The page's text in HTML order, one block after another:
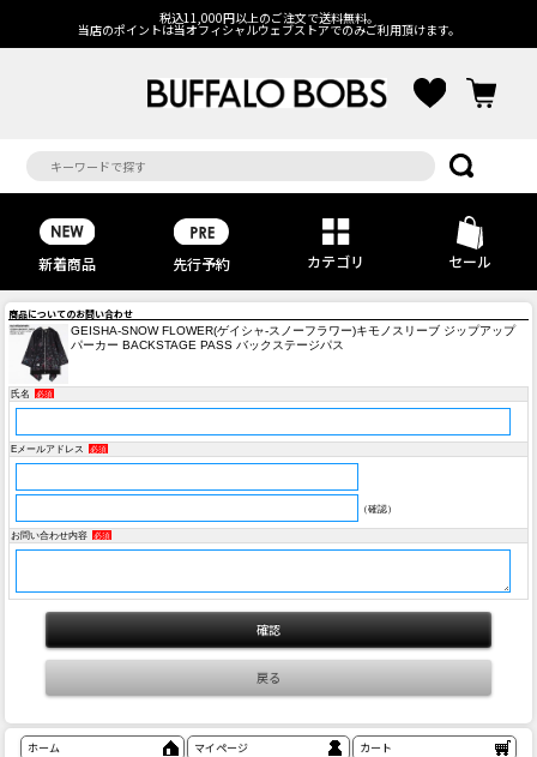
税込11,000円以上のご注文で送料無料。
当店のポイントは当オフィシャルウェブストアでのみご利用頂けます。
新着商品 先行予約 カテゴリ セール
商品についてのお問い合わせ
GEISHA-SNOW FLOWER(ゲイシャ-スノーフラワー)キモノスリーブ ジップアップ
パーカー BACKSTAGE PASS バックステージパス
氏名 必須
Eメールアドレス 必須
（確認）
お問い合わせ内容 必須
ホーム マイページ カート